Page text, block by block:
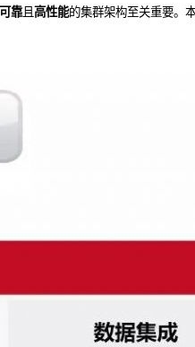
可靠 且 高性能的集群架构至关重要。